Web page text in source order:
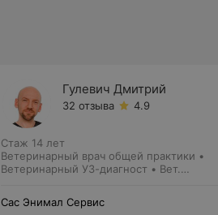
Гулевич Дмитрий
32 отзыва 4.9
Стаж 14 лет
Ветеринарный врач общей практики •
Ветеринарный УЗ-диагност • Вет.
Сас Энимал Сервис